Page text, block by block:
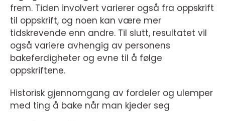
frem. Tiden involvert varierer også fra oppskrift
til oppskrift, og noen kan være mer
tidskrevende enn andre. Til slutt, resultatet vil
også variere avhengig av personens
bakeferdigheter og evne til å følge
oppskriftene.
Historisk gjennomgang av fordeler og ulemper
med ting å bake når man kjeder seg